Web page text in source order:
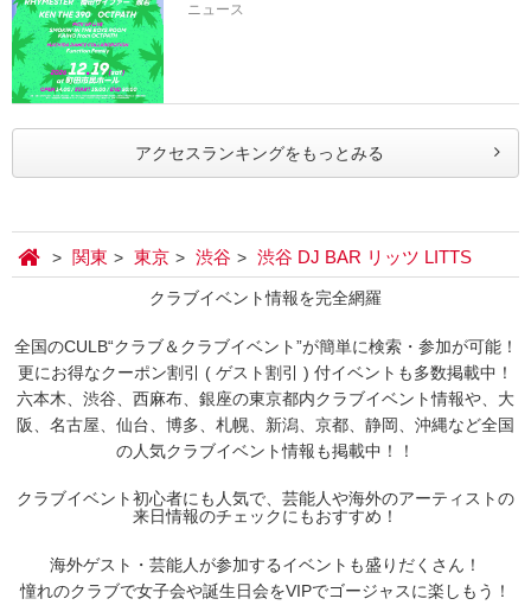
ニュース
アクセスランキングをもっとみる
関東 東京 渋谷 渋谷 DJ BAR リッツ LITTS
クラブイベント情報を完全網羅
全国のCULB“クラブ＆クラブイベント”が簡単に検索・参加が可能！
更にお得なクーポン割引 ( ゲスト割引 ) 付イベントも多数掲載中！
六本木、渋谷、西麻布、銀座の東京都内クラブイベント情報や、大
阪、名古屋、仙台、博多、札幌、新潟、京都、静岡、沖縄など全国
の人気クラブイベント情報も掲載中！！
クラブイベント初心者にも人気で、芸能人や海外のアーティストの
来日情報のチェックにもおすすめ！
海外ゲスト・芸能人が参加するイベントも盛りだくさん！
憧れのクラブで女子会や誕生日会をVIPでゴージャスに楽しもう！